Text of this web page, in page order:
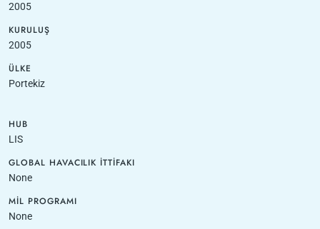
2005
KURULUŞ
2005
ÜLKE
Portekiz
HUB
LIS
GLOBAL HAVACILIK İTTIFAKI
None
MIL PROGRAMI
None